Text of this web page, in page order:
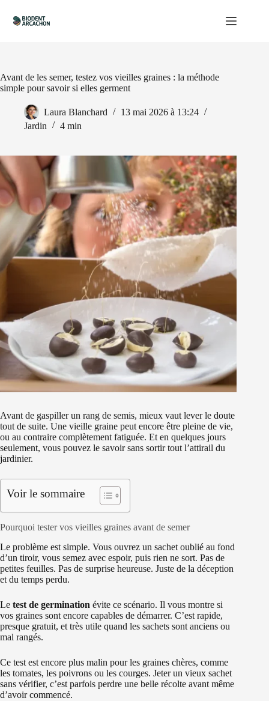
contenu
Avant de les semer, testez vos vieilles graines : la méthode
simple pour savoir si elles germent
Laura Blanchard
13 mai 2026 à 13:24
Jardin
4 min
Avant de gaspiller un rang de semis, mieux vaut lever le doute
tout de suite. Une vieille graine peut encore être pleine de vie,
ou au contraire complètement fatiguée. Et en quelques jours
seulement, vous pouvez le savoir sans sortir tout l’attirail du
jardinier.
Voir le sommaire
Pourquoi tester vos vieilles graines avant de semer
Le problème est simple. Vous ouvrez un sachet oublié au fond
d’un tiroir, vous semez avec espoir, puis rien ne sort. Pas de
petites feuilles. Pas de surprise heureuse. Juste de la déception
et du temps perdu.
Le test de germination évite ce scénario. Il vous montre si
vos graines sont encore capables de démarrer. C’est rapide,
presque gratuit, et très utile quand les sachets sont anciens ou
mal rangés.
Ce test est encore plus malin pour les graines chères, comme
les tomates, les poivrons ou les courges. Jeter un vieux sachet
sans vérifier, c’est parfois perdre une belle récolte avant même
d’avoir commencé.